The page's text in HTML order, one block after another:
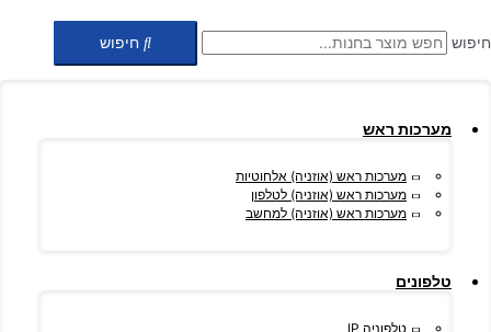
חיפוש חיפוש
מערכות ראש
מערכות ראש (אוזניה) אלחוטיות
מערכות ראש (אוזניה) לטלפון
מערכות ראש (אוזניה) למחשב
טלפונים
טלפוניה IP